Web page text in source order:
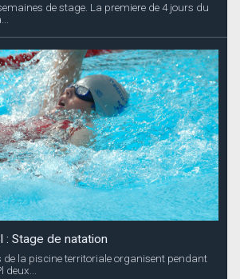
de stage. La premiere de 4 jours du
: Stage de natation
de la piscine territoriale organisent pendant
deux...